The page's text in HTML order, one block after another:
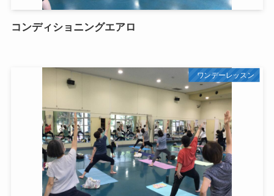
コンディショニングエアロ
ワンデーレッスン